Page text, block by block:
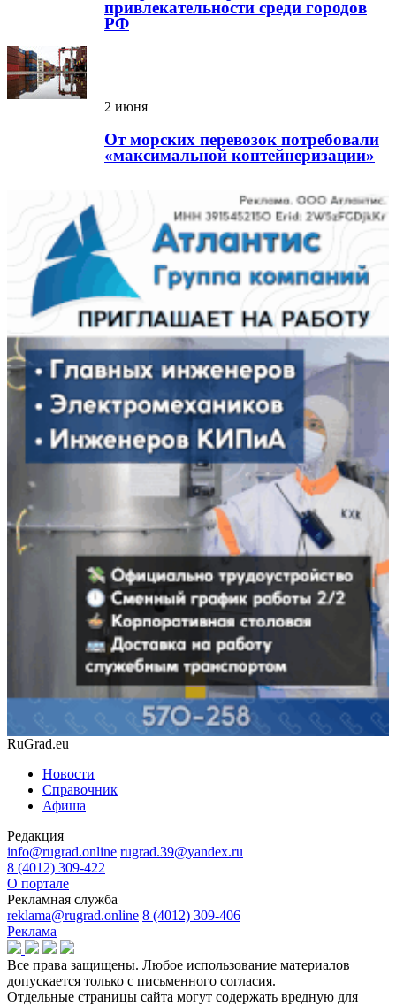
привлекательности среди городов
РФ
2 июня
От морских перевозок потребовали
«максимальной контейнеризации»
RuGrad.eu
Новости
Справочник
Афиша
Редакция
info@rugrad.online rugrad.39@yandex.ru
8 (4012) 309-422
О портале
Рекламная служба
reklama@rugrad.online 8 (4012) 309-406
Реклама
Все права защищены. Любое использование материалов
допускается только с письменного согласия.
Отдельные страницы сайта могут содержать вредную для